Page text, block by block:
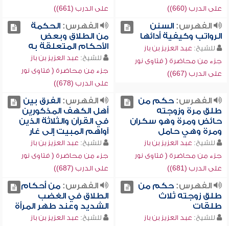
على الدرب (660))
على الدرب (661))
الفهرس:السنن
الرواتب وكيفية أدائها
للشيخ: عبد العزيز بن باز
جزء من محاضرة ( فتاوى نور
على الدرب (667))
الفهرس:الحكمة
من الطلاق وبعض
الأحكام المتعلقة به
للشيخ: عبد العزيز بن باز
جزء من محاضرة ( فتاوى نور
على الدرب (678))
الفهرس:حكم من
طلق مرة وزوجته
حائض ومرة وهو سكران
ومرة وهي حامل
للشيخ: عبد العزيز بن باز
جزء من محاضرة ( فتاوى نور
على الدرب (681))
الفهرس:الفرق بين
أهل الكهف المذكورين
في القرآن والثلاثة الذين
آواهم المبيت إلى غار
للشيخ: عبد العزيز بن باز
جزء من محاضرة ( فتاوى نور
على الدرب (687))
الفهرس:حكم من
طلق زوجته ثلاث
طلقات
للشيخ: عبد العزيز بن باز
الفهرس:من أحكام
الطلاق في الغضب
الشديد وعند طهر المرأة
للشيخ: عبد العزيز بن باز